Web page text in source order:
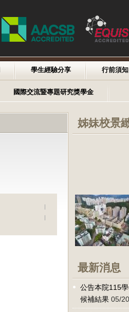
學生經驗分享 行前須知
國際交流暨專題研究獎學金
姊妹校景
最新消息
公告本院115
候補結果 05/